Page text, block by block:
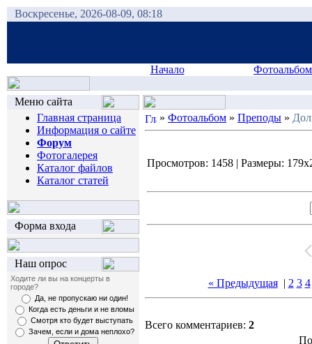
Воскресенье, 2026-08-09, 08:18
Начало Фотоальбом
Меню сайта
Главная страница
Информация о сайте
Форум
Фотогалерея
Каталог файлов
Каталог статей
Форма входа
Наш опрос
Ходите ли вы на концерты в
городе?
Да, не пропускаю ни один!
Когда есть деньги и не вломы
Смотря кто будет выступать
Зачем, если и дома неплохо?
» Фотоальбом » Преподы »
Просмотров: 1458 | Размеры:
« Предыдущая| 2 3 4
Всего комментариев: 2